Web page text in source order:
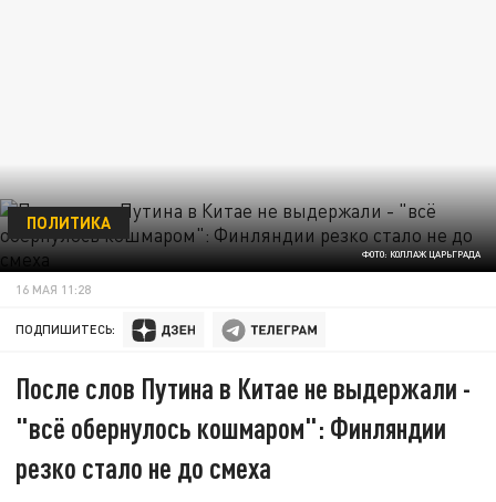
ФОТО: КОЛЛАЖ ЦАРЬГРАДА
ПОЛИТИКА
16 МАЯ 11:28
ПОДПИШИТЕСЬ:
После слов Путина в Китае не выдержали -
"всё обернулось кошмаром": Финляндии
резко стало не до смеха